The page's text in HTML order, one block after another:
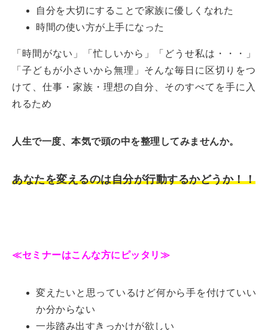
自分を大切にすることで家族に優しくなれた
時間の使い方が上手になった
「時間がない」「忙しいから」「どうせ私は・・・」
「子どもが小さいから無理」そんな毎日に区切りをつ
けて、仕事・家族・理想の自分、そのすべてを手に入
れるため
人生で一度、本気で頭の中を整理してみませんか。
あなたを変えるのは自分が行動するかどうか！！
≪セミナーはこんな方にピッタリ≫
変えたいと思っているけど何から手を付けていい
か分からない
一歩踏み出すきっかけが欲しい